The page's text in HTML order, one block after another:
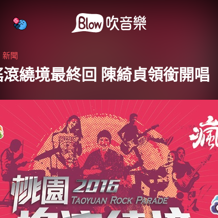
新聞
繞境最終回 陳綺貞領銜開唱